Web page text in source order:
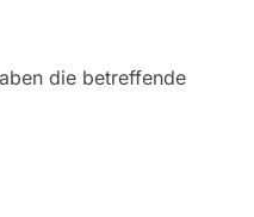
die betreffende